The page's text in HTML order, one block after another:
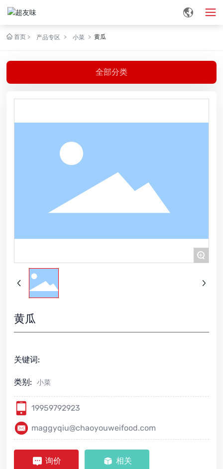
首页 产品专区 小菜 黄瓜
全部分类
+
黄瓜
关键词:
类别: 小菜
19959792923
maggyqiu@chaoyouweifood.com
询价 相关